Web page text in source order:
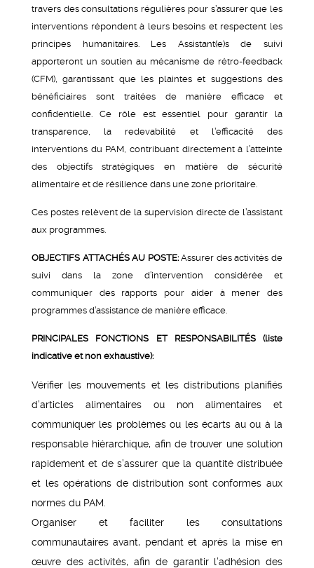
travers des consultations régulières pour s’assurer que les
interventions répondent à leurs besoins et respectent les
principes humanitaires. Les Assistant(e)s de suivi
apporteront un soutien au mécanisme de rétro-feedback
(CFM), garantissant que les plaintes et suggestions des
bénéficiaires sont traitées de manière efficace et
confidentielle. Ce rôle est essentiel pour garantir la
transparence, la redevabilité et l’efficacité des
interventions du PAM, contribuant directement à l’atteinte
des objectifs stratégiques en matière de sécurité
alimentaire et de résilience dans une zone prioritaire.
Ces postes relèvent de la supervision directe de l’assistant
aux programmes.
OBJECTIFS ATTACHÉS AU POSTE:Assurer des activités de
suivi dans la zone d’intervention considérée et
communiquer des rapports pour aider à mener des
programmes d’assistance de manière efficace.
PRINCIPALES FONCTIONS ET RESPONSABILITÉS (liste
indicative et non exhaustive):
Vérifier les mouvements et les distributions planifiés
d’articles alimentaires ou non alimentaires et
communiquer les problèmes ou les écarts au ou à la
responsable hiérarchique, afin de trouver une solution
rapidement et de s’assurer que la quantité distribuée
et les opérations de distribution sont conformes aux
normes du PAM.
Organiser et faciliter les consultations
communautaires avant, pendant et après la mise en
œuvre des activités, afin de garantir l’adhésion des